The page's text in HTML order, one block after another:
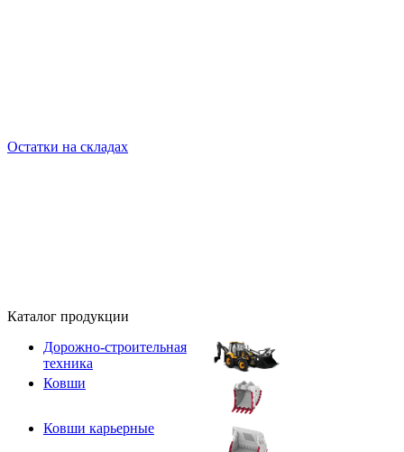
Остатки на складах
Каталог продукции
Дорожно-строительная
техника
Ковши
Ковши карьерные